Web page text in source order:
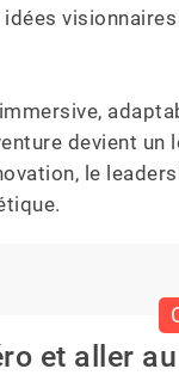
devient un
le
et aller